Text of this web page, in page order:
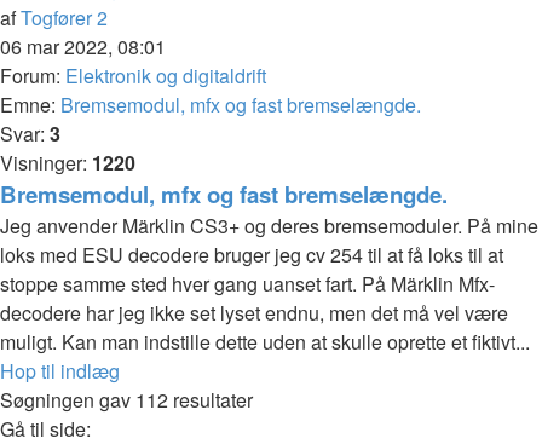
afTogfører 2
06 mar 2022, 08:01
Forum: Elektronik og digitaldrift
Emne: Bremsemodul, mfx og fast bremselængde.
Svar: 3
Visninger: 1220
Bremsemodul, mfx og fast bremselængde.
Jeg anvender Märklin CS3+ og deres bremsemoduler. På mine
loks med ESU decodere bruger jeg cv 254 til at få loks til at
stoppe samme sted hver gang uanset fart. På Märklin Mfx-
decodere har jeg ikke set lyset endnu, men det må vel være
muligt. Kan man indstille dette uden at skulle oprette et fiktivt...
Hop til indlæg
Søgningen gav 112 resultater
Side
Gå til side: